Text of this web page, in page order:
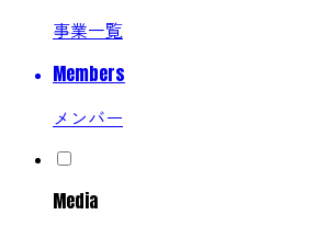
事業一覧
Members
メンバー
Media